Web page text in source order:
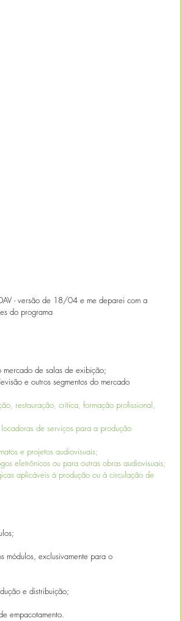
- versão de 18/04 e me deparei com a
do programa
mercado de salas de exibição;
e outros segmentos do mercado
restauração, crítica, formação profissional,
de serviços para a produção
e projetos audiovisuais;
eletrônicos ou para outras obras audiovisuais;
aplicáveis à produção ou à circulação de
módulos, exclusivamente para o
e distribuição;
empacotamento.